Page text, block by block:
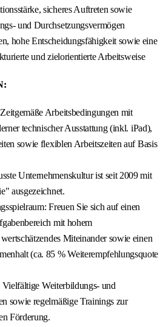
sicheres Auftreten sowie
und Durchsetzungsvermögen
hohe Entscheidungsfähigkeit sowie eine
und zielorientierte Arbeitsweise
Arbeitsbedingungen mit
technischer Ausstattung (inkl. iPad),
sowie flexiblen Arbeitszeiten auf Basis
Unternehmenskultur ist seit 2009 mit
ausgezeichnet.
Freuen Sie sich auf einen
mit hohem
Miteinander sowie einen
(ca. 85 % Weiterempfehlungsquote
Weiterbildungs- und
sowie regelmäßige Trainings zur
Förderung.